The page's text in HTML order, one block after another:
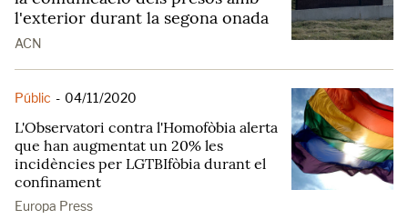
l'exterior durant la segona onada
ACN
Públic - 04/11/2020
L'Observatori contra l'Homofòbia alerta
que han augmentat un 20% les
incidències per LGTBIfòbia durant el
confinament
Europa Press